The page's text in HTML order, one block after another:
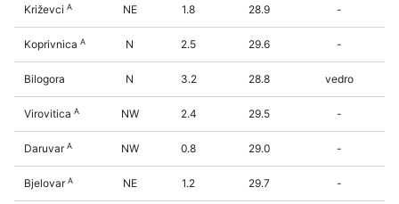
Križevci A NE 1.8 28.9 -
Koprivnica A N 2.5 29.6 -
Bilogora N 3.2 28.8 vedro
Virovitica A NW 2.4 29.5 -
DaruvarA NW 0.8 29.0 -
BjelovarA NE 1.2 29.7 -